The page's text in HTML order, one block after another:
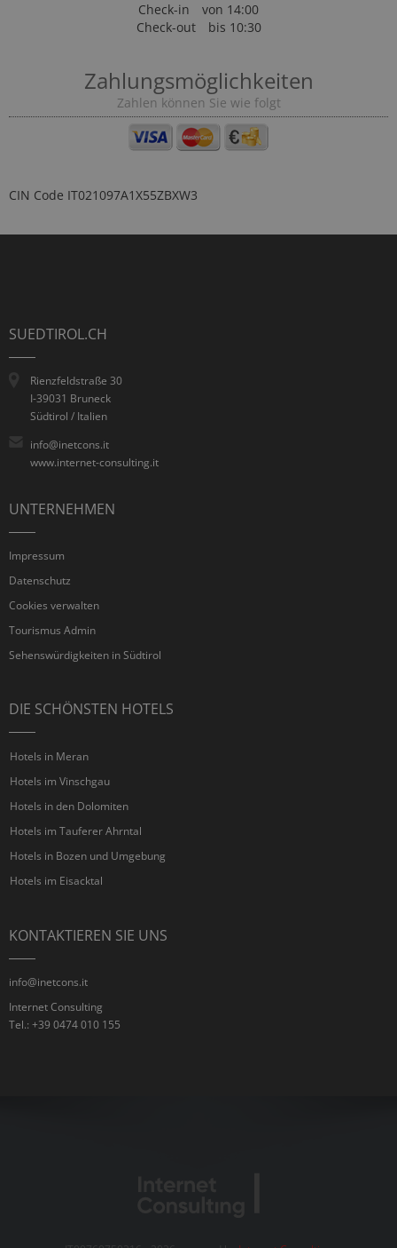
Check-in
von 14:00
Check-out
bis 10:30
Zahlungsmöglichkeiten
Zahlen können Sie wie folgt
CIN Code IT021097A1X55ZBXW3
SUEDTIROL.CH
Rienzfeldstraße 30
I-39031 Bruneck
Südtirol / Italien
info@inetcons.it
www.internet-consulting.it
UNTERNEHMEN
Impressum
Datenschutz
Cookies verwalten
Tourismus Admin
Sehenswürdigkeiten in Südtirol
DIE SCHÖNSTEN HOTELS
Hotels in Meran
Hotels im Vinschgau
Hotels in den Dolomiten
Hotels im Tauferer Ahrntal
Hotels in Bozen und Umgebung
Hotels im Eisacktal
KONTAKTIEREN SIE UNS
info@inetcons.it
Internet Consulting
Tel.: +39 0474 010 155